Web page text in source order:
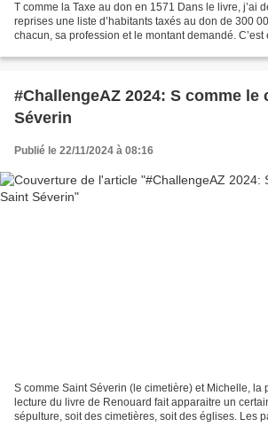
T comme la Taxe au don en 1571 Dans le livre, j’ai
reprises une liste d’habitants taxés au don de 300
chacun, sa profession et le montant demandé.
#ChallengeAZ 2024: S comme le
Séverin
Publié le 22/11/2024 à 08:16
S comme Saint Séverin (le cimetière) et Michelle, la
lecture du livre de Renouard fait apparaitre un
sépulture, soit des cimetières, soit des églises. Les